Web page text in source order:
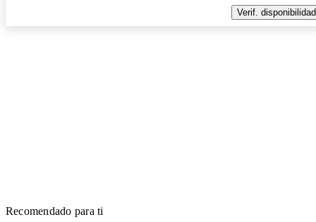
Verif. disponibilidad
Recomendado para ti